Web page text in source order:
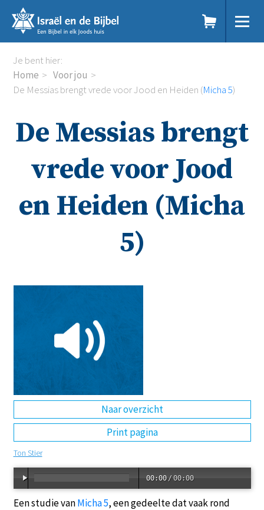
links
naar
de
inhoud
naar
de
Je bent hier:
Home
Voor jou
De Messias brengt vrede voor Jood en Heiden (Micha 5)
De Messias brengt
vrede voor Jood
en Heiden (Micha
5)
Naar overzicht
Print pagina
Ton Stier
00:00 /00:00
Een studie vanMicha 5, een gedeelte dat vaak rond
Doe mee
Podcast
Magazine
Digitale nieuwsbrief
Agenda
Jongerenwerk
Het Studiehuis (cursus)
Webshop
Over ons
DE EN